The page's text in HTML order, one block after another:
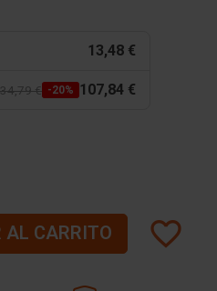
13,48 €
€ -20% 107,84 €
AL CARRITO favorite_border